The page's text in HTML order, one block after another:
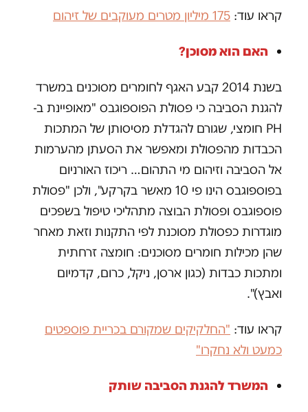
קראו עוד: 175 מיליון מטרים מעוקבים של זיהום
האם הוא מסוכן?
בשנת 2014 קבע האגף לחומרים מסוכנים במשרד
להגנת הסביבה כי פסולת הפוספוגבס "מאופיינת ב-
PH חומצי, שגורם להגדלת מסיסותן של המתכות
הכבדות מהפסולת ומאפשר את הסעתן מהערמות
אל הסביבה וזיהום מי התהום… ריכוז האורניום
בפוספוגבס הינו פי 10 מאשר בקרקע", ולכן "פסולת
פוספוגבס ופסולת הבוצה מתהליכי טיפול בשפכים
מוגדרות כפסולת מסוכנת לפי התקנות וזאת מאחר
שהן מכילות חומרים מסוכנים: חומצה זרחתית
ומתכות כבדות (כגון ארסן, ניקל, כרום, קדמיום
ואבץ)".
קראו עוד: "החלקיקים שמקורם בכריית פוספטים
כמעט ולא נחקרו"
המשרד להגנת הסביבה שותק